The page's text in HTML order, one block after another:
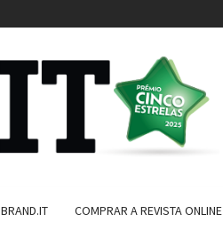
BRAND.IT COMPRAR A REVISTA ONLINE